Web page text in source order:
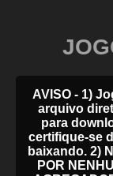
AVISO - 1)
arquivo
para
certifique-se
baixando. 2)
POR